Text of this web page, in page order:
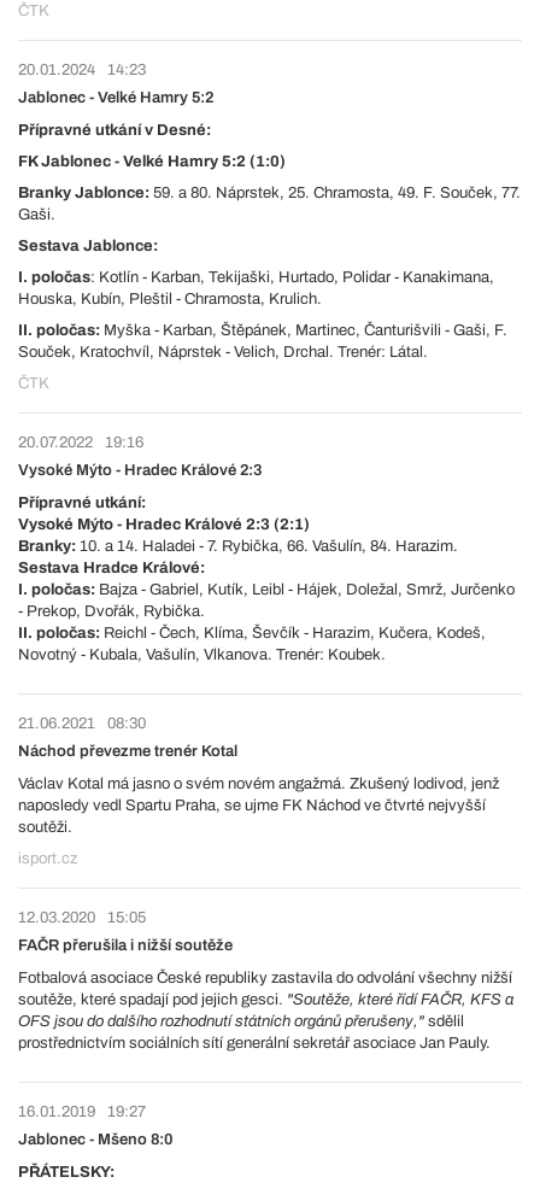
ČTK
20.01.2024
14:23
Jablonec - Velké Hamry 5:2
Přípravné utkání v Desné:
FK Jablonec - Velké Hamry 5:2 (1:0)
Branky Jablonce: 59. a 80. Náprstek, 25. Chramosta, 49. F. Souček, 77.
Gaši.
Sestava Jablonce:
I. poločas: Kotlín - Karban, Tekijaški, Hurtado, Polidar - Kanakimana,
Houska, Kubín, Pleštil - Chramosta, Krulich.
II. poločas: Myška - Karban, Štěpánek, Martinec, Čanturišvili - Gaši, F.
Souček, Kratochvíl, Náprstek - Velich, Drchal. Trenér: Látal.
ČTK
20.07.2022
19:16
Vysoké Mýto - Hradec Králové 2:3
Přípravné utkání:
Vysoké Mýto - Hradec Králové 2:3 (2:1)
Branky: 10. a 14. Haladei - 7. Rybička, 66. Vašulín, 84. Harazim.
Sestava Hradce Králové:
I. poločas: Bajza - Gabriel, Kutík, Leibl - Hájek, Doležal, Smrž, Jurčenko
- Prekop, Dvořák, Rybička.
II. poločas: Reichl - Čech, Klíma, Ševčík - Harazim, Kučera, Kodeš,
Novotný - Kubala, Vašulín, Vlkanova. Trenér: Koubek.
21.06.2021
08:30
Náchod převezme trenér Kotal
Václav Kotal má jasno o svém novém angažmá. Zkušený lodivod, jenž
naposledy vedl Spartu Praha, se ujme FK Náchod ve čtvrté nejvyšší
soutěži.
isport.cz
12.03.2020
15:05
FAČR přerušila i nižší soutěže
Fotbalová asociace České republiky zastavila do odvolání všechny nižší
soutěže, které spadají pod jejich gesci. "Soutěže, které řídí FAČR, KFS a
OFS jsou do dalšího rozhodnutí státních orgánů přerušeny," sdělil
prostřednictvím sociálních sítí generální sekretář asociace Jan Pauly.
16.01.2019
19:27
Jablonec - Mšeno 8:0
PŘÁTELSKY: